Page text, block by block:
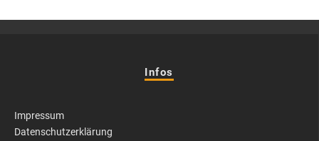
Infos
Impressum
Datenschutzerklärung